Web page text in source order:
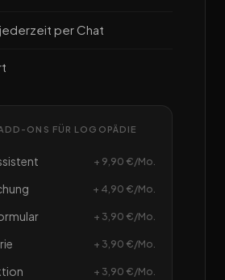
per Chat
ONS FÜR LOGOPÄDIE
+ 9,90 €/Mo.
+ 4,90 €/Mo.
+ 3,90 €/Mo.
+ 3,90 €/Mo.
+ 3,90 €/Mo.